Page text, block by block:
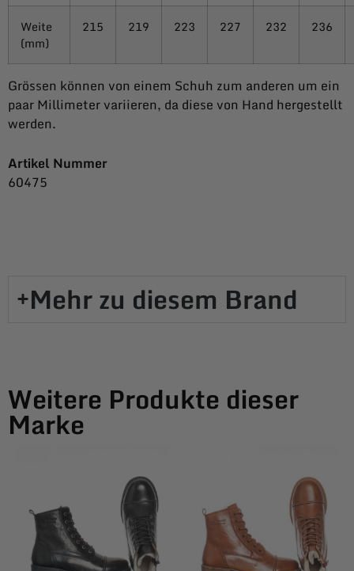
Weite
(mm)
215 219 223 227 232 236
Grössen können von einem Schuh zum anderen um ein
paar Millimeter variieren, da diese von Hand hergestellt
werden.
Artikel Nummer
60475
Mehr zu diesem Brand​
Weitere Produkte dieser
Marke